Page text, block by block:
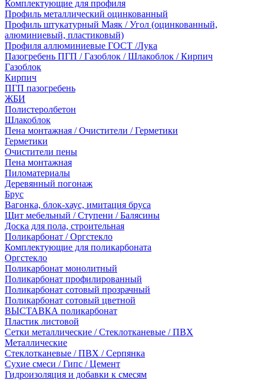
Комплектующие для профиля
Профиль металлический оцинкованный
Профиль штукатурный Маяк / Угол (оцинкованный,
алюминиевый, пластиковый)
Профиля аллюминиевые ГОСТ /Лука
Пазогребень ПГП / Газоблок / Шлакоблок / Кирпич
Газоблок
Кирпич
ПГП пазогребень
ЖБИ
Полистеролбетон
Шлакоблок
Пена монтажная / Очистители / Герметики
Герметики
Очистители пены
Пена монтажная
Пиломатериалы
Деревянный погонаж
Брус
Вагонка, блок-хаус, имитация бруса
Щит мебельный / Ступени / Балясины
Доска для пола, строительная
Поликарбонат / Оргстекло
Комплектующие для поликарбоната
Оргстекло
Поликарбонат монолитный
Поликарбонат профилированный
Поликарбонат сотовый прозрачный
Поликарбонат сотовый цветной
ВЫСТАВКА поликарбонат
Пластик листовой
Сетки металлические / Стеклотканевые / ПВХ
Металлические
Стеклотканевые / ПВХ / Серпянка
Сухие смеси / Гипс / Цемент
Гидроизоляция и добавки к смесям